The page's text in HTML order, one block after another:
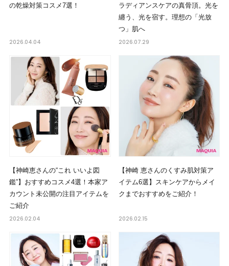
の乾燥対策コスメ7選！
2026.04.04
ラディアンスケアの真骨頂。光を
纏う、光を宿す。理想の「光放
つ」肌へ
2026.07.29
【神崎恵さんの“これ いいよ図
鑑”】おすすめコスメ4選！本家ア
カウント未公開の注目アイテムを
ご紹介
2026.02.04
【神崎 恵さんのくすみ肌対策ア
イテム6選】スキンケアからメイ
クまでおすすめをご紹介！
2026.02.15